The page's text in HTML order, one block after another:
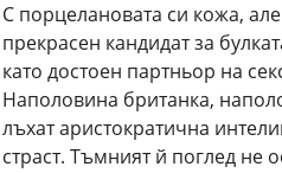
С порцелановата си кожа,
прекрасен кандидат за
като достоен партньор на
Наполовина британка,
лъхат аристократична
страст. Тъмният й поглед не